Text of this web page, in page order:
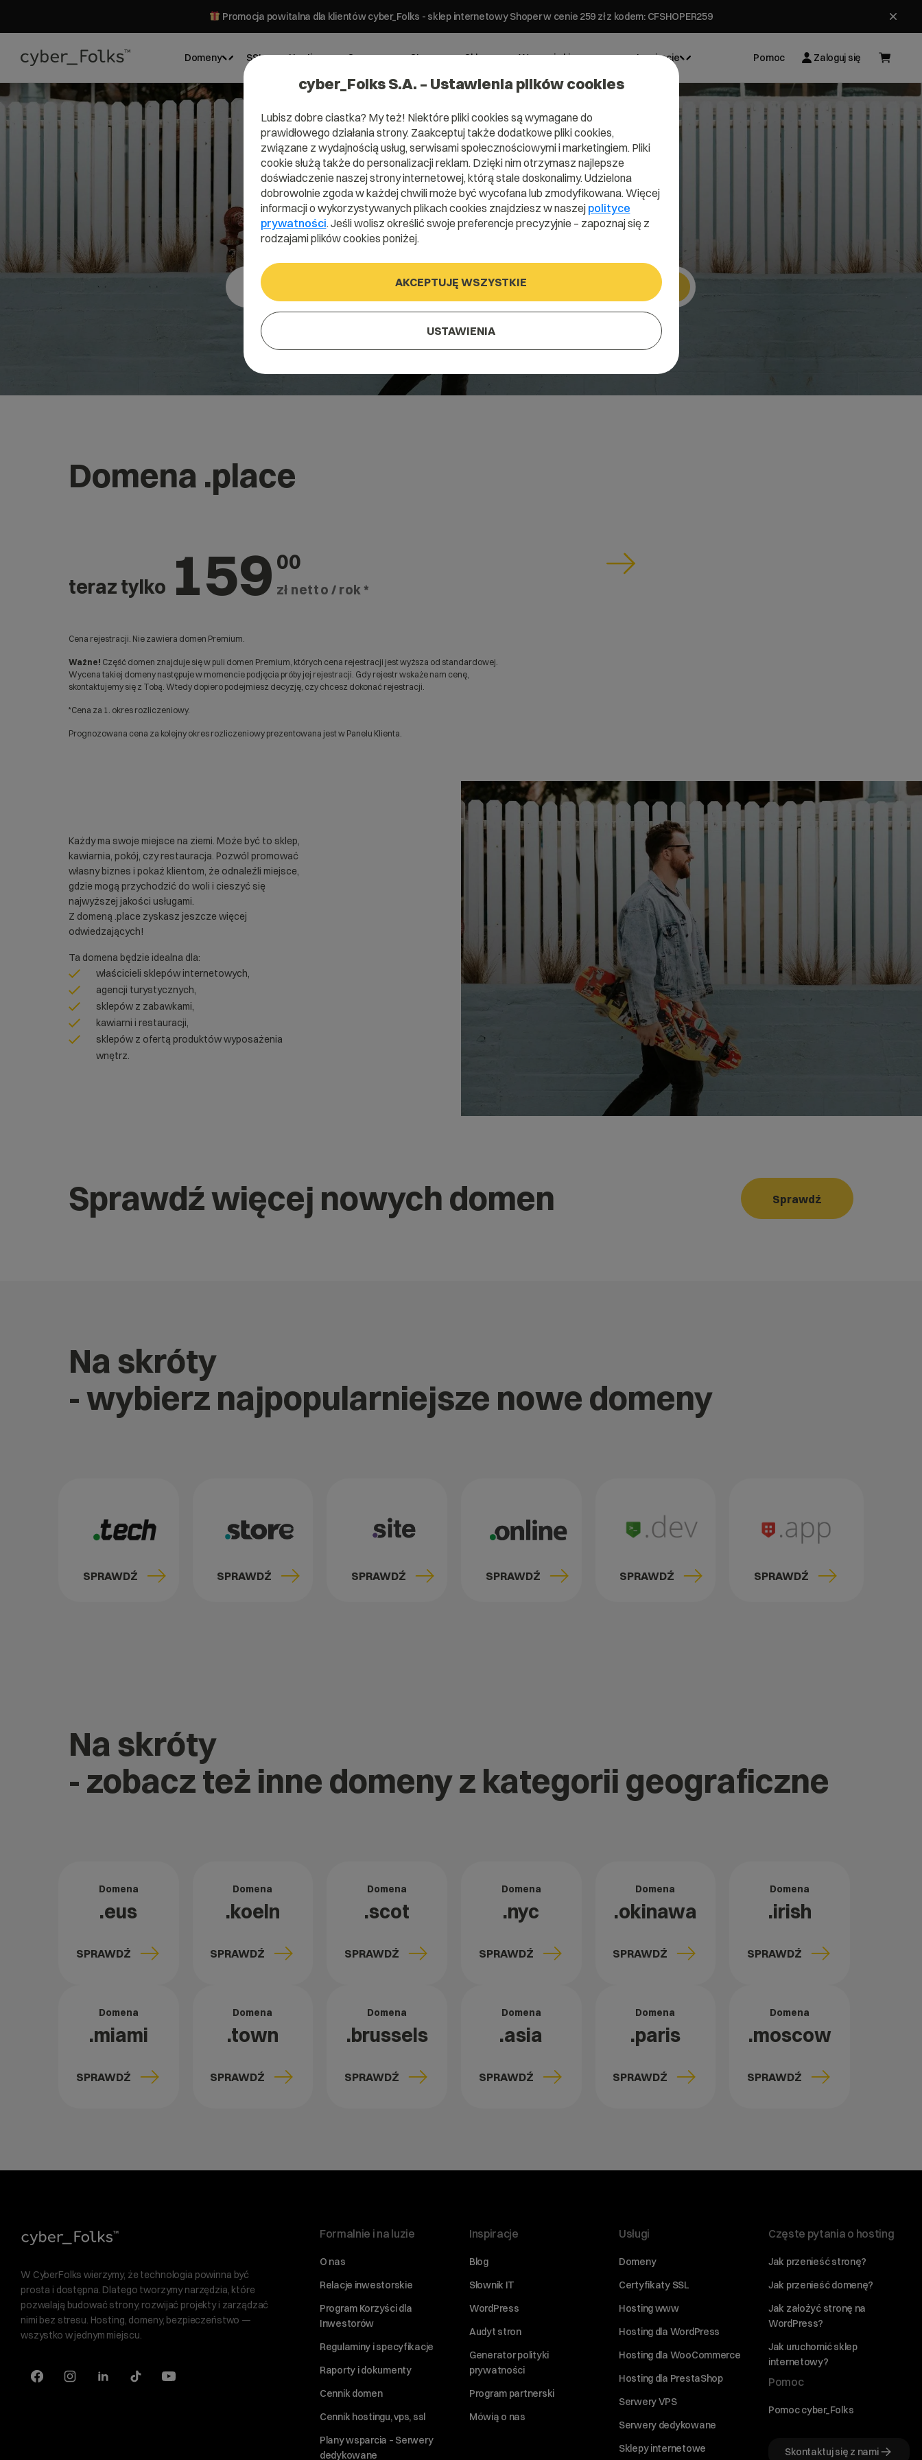
Promocja powitalna dla klientów cyber_Folks - sklep internetowy Shoper w cenie 259 zł z kodem: CFSHOPER259
Domeny SSL Hosting Serwery Strony Sklepy Wsparcie biznesowe Inspiracje Pomoc Zaloguj się
Domena .place
Twoje miejsce na ziemi.
Domena .place
teraz tylko 159 00
zł netto / rok *
Cena rejestracji. Nie zawiera domen Premium.
Ważne! Część domen znajduje się w puli domen Premium, których cena rejestracji jest wyższa od standardowej.
Wycena takiej domeny następuje w momencie podjęcia próby jej rejestracji. Gdy rejestr wskaże nam cenę,
skontaktujemy się z Tobą. Wtedy dopiero podejmiesz decyzję, czy chcesz dokonać rejestracji.
*Cena za 1. okres rozliczeniowy.
Prognozowana cena za kolejny okres rozliczeniowy prezentowana jest w Panelu Klienta.
Każdy ma swoje miejsce na ziemi. Może być to sklep,
kawiarnia, pokój, czy restauracja. Pozwól promować
własny biznes i pokaż klientom, że odnaleźli miejsce,
gdzie mogą przychodzić do woli i cieszyć się
najwyższej jakości usługami.
Z domeną .place zyskasz jeszcze więcej
odwiedzających!
Ta domena będzie idealna dla:
właścicieli sklepów internetowych,
agencji turystycznych,
sklepów z zabawkami,
kawiarni i restauracji,
sklepów z ofertą produktów wyposażenia
wnętrz.
Sprawdź więcej nowych domen Sprawdź
Na skróty
- wybierz najpopularniejsze nowe domeny
SPRAWDŹ SPRAWDŹ SPRAWDŹ SPRAWDŹ SPRAWDŹ SPRAWDŹ
Na skróty
- zobacz też inne domeny z kategorii geograficzne
Domena
.eus
SPRAWDŹ
Domena
.koeln
SPRAWDŹ
Domena
.scot
SPRAWDŹ
Domena
.nyc
SPRAWDŹ
Domena
.okinawa
SPRAWDŹ
Domena
.irish
SPRAWDŹ
Domena
.miami
SPRAWDŹ
Domena
.town
SPRAWDŹ
Domena
.brussels
SPRAWDŹ
Domena
.asia
SPRAWDŹ
Domena
.paris
SPRAWDŹ
Domena
.moscow
SPRAWDŹ
W CyberFolks wierzymy, że technologia powinna być
prosta i dostępna. Dlatego tworzymy narzędzia, które
pozwalają budować strony, rozwijać projekty i zarządzać
nimi bez stresu. Hosting, domeny, bezpieczeństwo —
wszystko w jednym miejscu.
Formalnie i na luzie
O nas
Relacje inwestorskie
Program Korzyści dla
Inwestorów
Regulaminy i specyfikacje
Raporty i dokumenty
Cennik domen
Cennik hostingu, vps, ssl
Plany wsparcia – Serwery
dedykowane
Inspiracje
Blog
Słownik IT
WordPress
Audyt stron
Generator polityki
prywatności
Program partnerski
Mówią o nas
Usługi
Domeny
Certyfikaty SSL
Hosting www
Hosting dla WordPress
Hosting dla WooCommerce
Hosting dla PrestaShop
Serwery VPS
Serwery dedykowane
Sklepy internetowe
Częste pytania o hosting
Jak przenieść stronę?
Jak przenieść domenę?
Jak założyć stronę na
WordPress?
Jak uruchomić sklep
internetowy?
Pomoc
Pomoc cyber_Folks
Skontaktuj się z nami
cyber_Folks S.A. – Ustawienia plików cookies
Lubisz dobre ciastka? My też! Niektóre pliki cookies są wymagane do
prawidłowego działania strony. Zaakceptuj także dodatkowe pliki cookies,
związane z wydajnością usług, serwisami społecznościowymi i marketingiem. Pliki
cookie służą także do personalizacji reklam. Dzięki nim otrzymasz najlepsze
doświadczenie naszej strony internetowej, którą stale doskonalimy. Udzielona
dobrowolnie zgoda w każdej chwili może być wycofana lub zmodyfikowana. Więcej
informacji o wykorzystywanych plikach cookies znajdziesz w naszej polityce
prywatności. Jeśli wolisz określić swoje preferencje precyzyjnie – zapoznaj się z
rodzajami plików cookies poniżej.
AKCEPTUJĘ WSZYSTKIE
USTAWIENIA